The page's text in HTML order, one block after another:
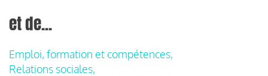
et de...
Emploi, formation et compétences,
Relations sociales,